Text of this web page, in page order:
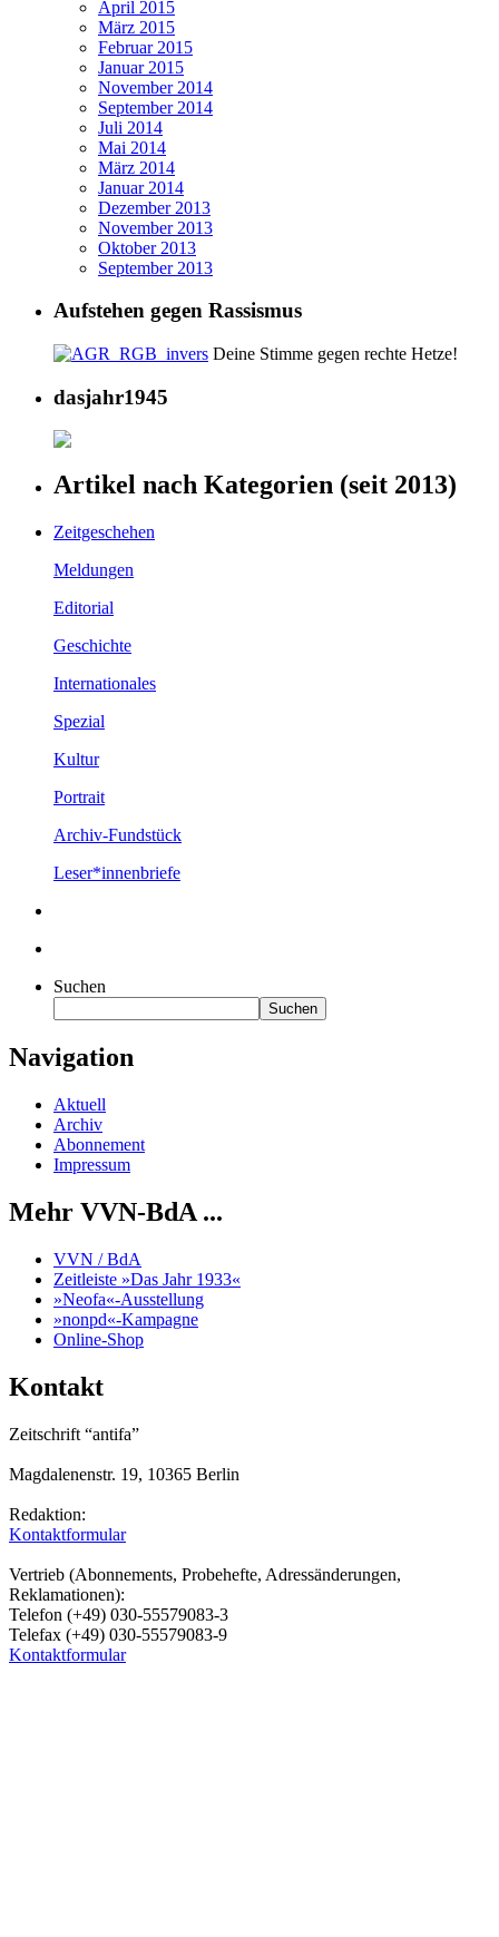
April 2015
März 2015
Februar 2015
Januar 2015
November 2014
September 2014
Juli 2014
Mai 2014
März 2014
Januar 2014
Dezember 2013
November 2013
Oktober 2013
September 2013
Aufstehen gegen Rassismus
Deine Stimme gegen rechte Hetze!
dasjahr1945
Artikel nach Kategorien (seit 2013)
Zeitgeschehen
Meldungen
Editorial
Geschichte
Internationales
Spezial
Kultur
Portrait
Archiv-Fundstück
Leser*innenbriefe
Suchen
Suchen
Navigation
Aktuell
Archiv
Abonnement
Impressum
Mehr VVN-BdA ...
VVN / BdA
Zeitleiste »Das Jahr 1933«
»Neofa«-Ausstellung
»nonpd«-Kampagne
Online-Shop
Kontakt
Zeitschrift “antifa”
Magdalenenstr. 19, 10365 Berlin
Redaktion:
Kontaktformular
Vertrieb (Abonnements, Probehefte, Adressänderungen,
Reklamationen):
Telefon (+49) 030-55579083-3
Telefax (+49) 030-55579083-9
Kontaktformular